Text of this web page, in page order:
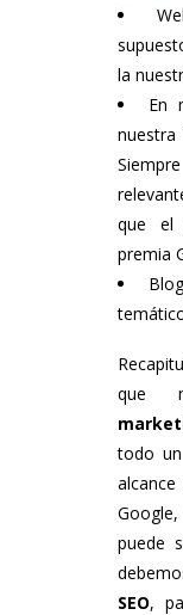
la
En
que el
premia
que
todo
puede
SEO,